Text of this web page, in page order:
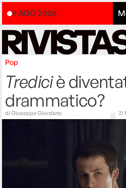
9 AGO 2026
Pop
Trediciè
drammatico?
diGiuseppe Giordano 21